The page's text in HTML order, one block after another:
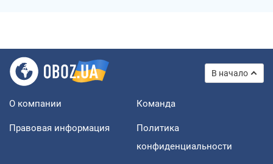
В начало
О компании Команда
Правовая информация
Политика
конфиденциальности